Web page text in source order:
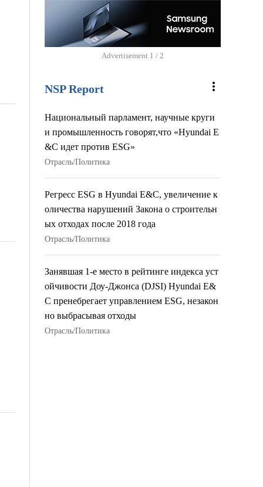
Advertisement 2 / 2
NSP Report more_vert
Национальный парламент, научные круги
и промышленность говорят,что «Hyundai E
&C идет против ESG»
Отрасль/Политика
Регресс ESG в Hyundai E&C, увеличение к
оличества нарушений Закона о строительн
ых отходах после 2018 года
Отрасль/Политика
Занявшая 1-е место в рейтинге индекса уст
ойчивости Доу-Джонса (DJSI) Hyundai E&
C пренебрегает управлением ESG, незакон
но выбрасывая отходы
Отрасль/Политика